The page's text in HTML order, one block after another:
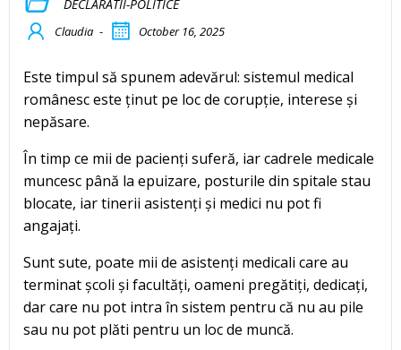
DECLARATII-POLITICE
Claudia - October 16, 2025
Este timpul să spunem adevărul: sistemul medical
românesc este ținut pe loc de corupție, interese și
nepăsare.
În timp ce mii de pacienți suferă, iar cadrele medicale
muncesc până la epuizare, posturile din spitale stau
blocate, iar tinerii asistenți și medici nu pot fi
angajați.
Sunt sute, poate mii de asistenți medicali care au
terminat școli și facultăți, oameni pregătiți, dedicați,
dar care nu pot intra în sistem pentru că nu au pile
sau nu pot plăti pentru un loc de muncă.